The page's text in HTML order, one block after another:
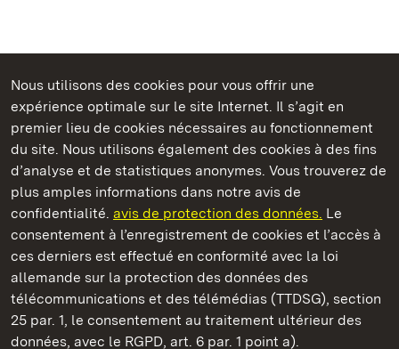
Nous utilisons des cookies pour vous offrir une
expérience optimale sur le site Internet. Il s’agit en
premier lieu de cookies nécessaires au fonctionnement
du site. Nous utilisons également des cookies à des fins
d’analyse et de statistiques anonymes. Vous trouverez de
plus amples informations dans notre avis de
confidentialité. avis de protection des données. Le
consentement à l’enregistrement de cookies et l’accès à
ces derniers est effectué en conformité avec la loi
allemande sur la protection des données des
télécommunications et des télémédias (TTDSG), section
25 par. 1, le consentement au traitement ultérieur des
données, avec le RGPD, art. 6 par. 1 point a).
Châteaux et jardins publics du Bade-Wurtemberg
Staatliche Schlösser und Gärten Baden‑Württemberg
Châteaux et jardins publics du Bade-Wurtemberg
ContactFAQ et réponsesMentions légales
Protection des données
Explications sur l’accessibilité
BITV-konform (geprüfte Seiten)